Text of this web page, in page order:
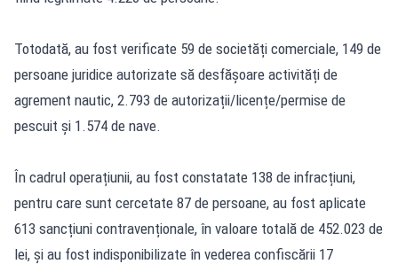
Totodată, au fost verificate 59 de societăți comerciale, 149 de
persoane juridice autorizate să desfășoare activități de
agrement nautic, 2.793 de autorizații/licențe/permise de
pescuit și 1.574 de nave.
În cadrul operațiunii, au fost constatate 138 de infracțiuni,
pentru care sunt cercetate 87 de persoane, au fost aplicate
613 sancțiuni contravenționale, în valoare totală de 452.023 de
lei, și au fost indisponibilizate în vederea confiscării 17